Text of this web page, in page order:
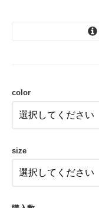
color
size